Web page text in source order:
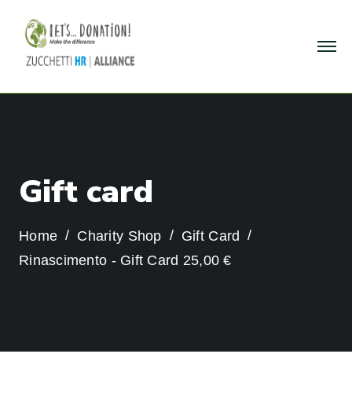
Gift card
Home Charity Shop
Gift Card
Rinascimento - Gift Card 25,00 €